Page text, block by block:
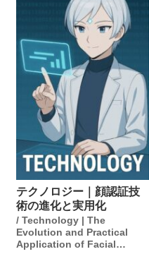
テクノロジー｜顔認証技
術の進化と実用化
/ Technology | The
Evolution and Practical
Application of Facial